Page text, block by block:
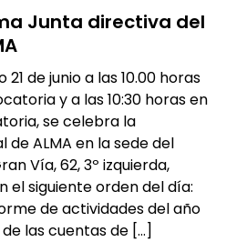
Junta directiva del
de junio a las 10.00 horas
y a las 10:30 horas en
se celebra la
de ALMA en la sede del
Vía, 62, 3º izquierda,
el siguiente orden del día:
de actividades del año
las cuentas de […]